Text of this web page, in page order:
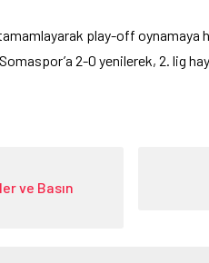
play-off oynamaya
Somaspor’a 2-0 yenilerek, 2. lig
ve Basın